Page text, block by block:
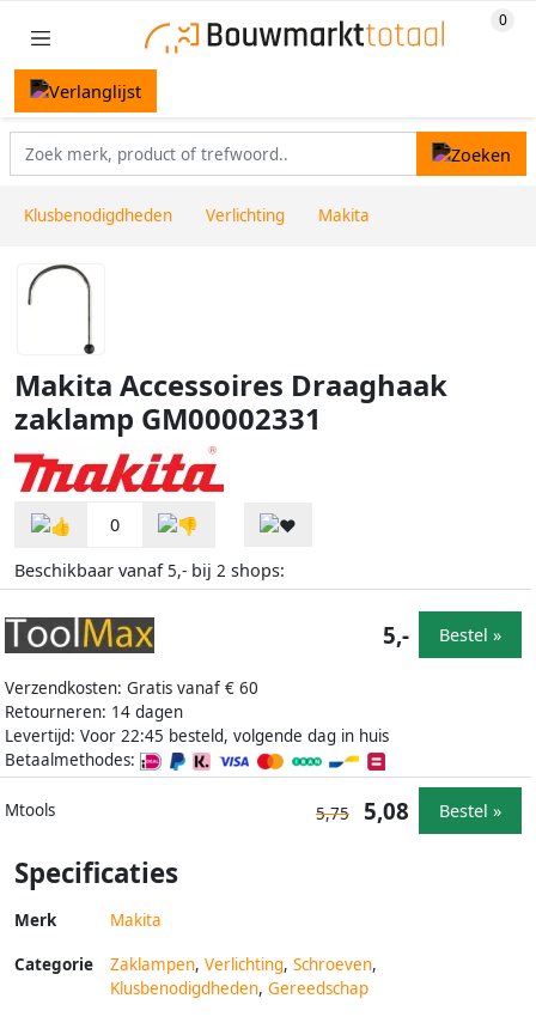
Klusbenodigdheden Verlichting Makita
Makita Accessoires Draaghaak
zaklamp GM00002331
0
Beschikbaar vanaf5,- bij 2 shops:
Verzendkosten: Gratis vanaf € 60
Retourneren: 14 dagen
Levertijd: Voor 22:45 besteld, volgende dag in huis
Betaalmethodes:
5,- Bestel »
Mtools 5,75 5,08 Bestel »
Specificaties
Merk Makita
Categorie Zaklampen, Verlichting, Schroeven,
Klusbenodigdheden, Gereedschap